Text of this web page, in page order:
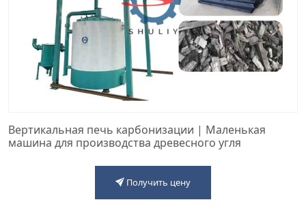
Вертикальная печь карбонизации | Маленькая
машина для производства древесного угля
Получить цену